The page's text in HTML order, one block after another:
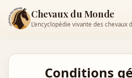
Chevaux du Monde
L’encyclopédie vivante des chevaux
Conditions